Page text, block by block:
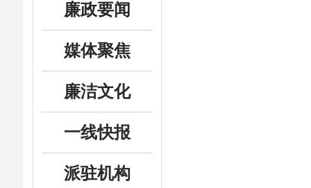
廉政要闻
媒体聚焦
廉洁文化
一线快报
派驻机构